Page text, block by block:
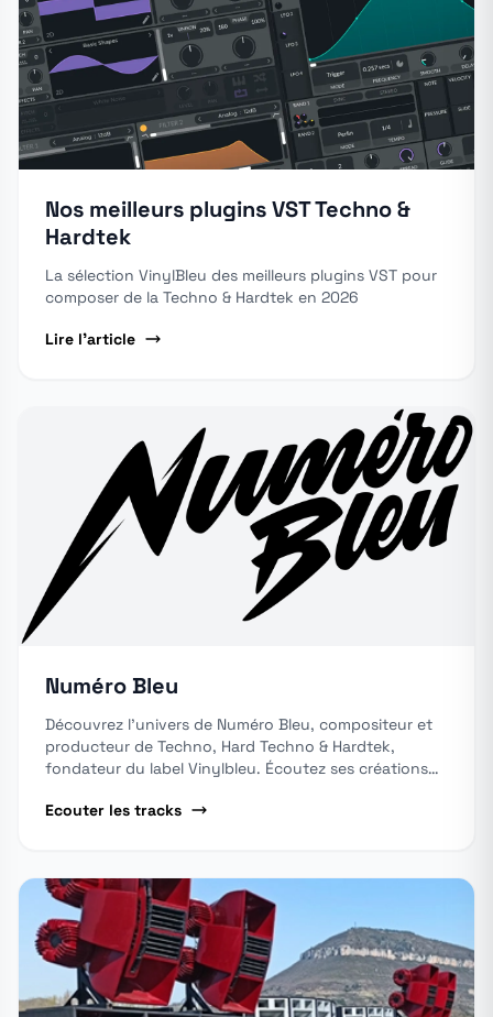
Nos meilleurs plugins VST Techno &
Hardtek
La sélection VinylBleu des meilleurs plugins VST pour
composer de la Techno & Hardtek en 2026
Lire l'article
Numéro Bleu
Découvrez l'univers de Numéro Bleu, compositeur et
producteur de Techno, Hard Techno & Hardtek,
fondateur du label Vinylbleu. Écoutez ses créations
Ecouter les tracks